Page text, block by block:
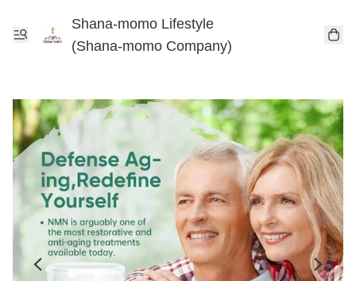
Shana-momo Lifestyle
(Shana-momo Company)